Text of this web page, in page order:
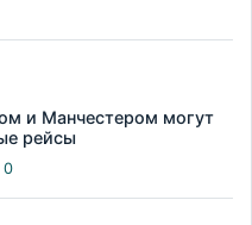
и Манчестером могут
рейсы
0